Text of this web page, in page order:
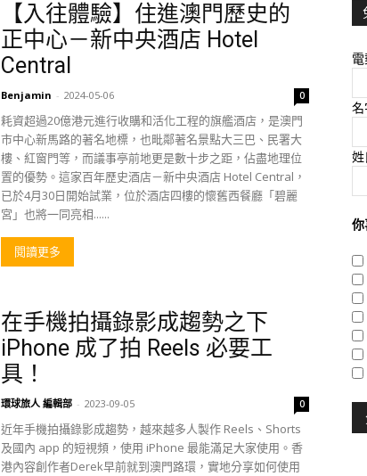
【入往體驗】住進澳門歷史的
正中心－新中央酒店 Hotel
Central
Benjamin - 2024-05-06 0
耗資超過20億港元進行收購和活化工程的旗艦酒店，是澳門
市中心新馬路的著名地標，也毗鄰著名景點大三巴、民署大
樓、紅窗門等，而議事亭前地更是數十步之距，佔盡地理位
置的優勢。這家百年歷史酒店－新中央酒店 Hotel Central，
已於4月30日開始試業，位於酒店四樓的懷舊西餐廳「碧麗
宮」也將一同亮相......
閱讀更多
在手機拍攝錄影成趨勢之下
iPhone 成了拍 Reels 必要工
具！
環球旅人 編輯部 - 2023-09-05 0
近年手機拍攝錄影成趨勢，越來越多人製作 Reels、Shorts
及國內 app 的短視頻，使用 iPhone 最能滿足大家使用。香
港內容創作者Derek早前就到澳門路環，實地分享如何使用